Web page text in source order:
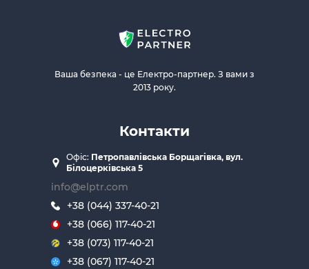
Ваша безпека - це Електро-партнер. З вами з
2013 року.
Контакти
Офіс: Петропавлівська Борщагівка, вул.
Білоцерківська 5
info@elptr.com
+38 (044) 337-40-21
+38 (066) 117-40-21
+38 (073) 117-40-21
+38 (067) 117-40-21